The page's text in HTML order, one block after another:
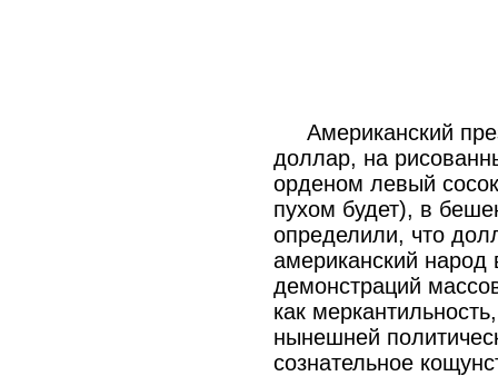
Американский
доллар, на
орденом левый
пухом будет), в
определили, что
американский
демонстраций
как
нынешней
сознательное